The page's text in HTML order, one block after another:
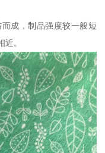
成，制品强度较一般短
。